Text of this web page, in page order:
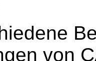
von